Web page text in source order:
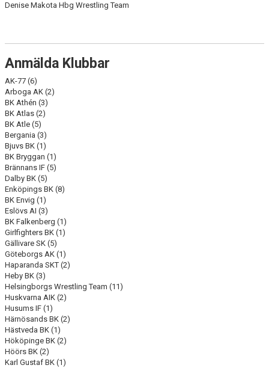
Denise Makota Hbg Wrestling Team
Anmälda Klubbar
AK-77 (6)
Arboga AK (2)
BK Athén (3)
BK Atlas (2)
BK Atle (5)
Bergania (3)
Bjuvs BK (1)
BK Bryggan (1)
Brännans IF (5)
Dalby BK (5)
Enköpings BK (8)
BK Envig (1)
Eslövs AI (3)
BK Falkenberg (1)
Girlfighters BK (1)
Gällivare SK (5)
Göteborgs AK (1)
Haparanda SKT (2)
Heby BK (3)
Helsingborgs Wrestling Team (11)
Huskvarna AIK (2)
Husums IF (1)
Härnösands BK (2)
Hästveda BK (1)
Hököpinge BK (2)
Höörs BK (2)
Karl Gustaf BK (1)